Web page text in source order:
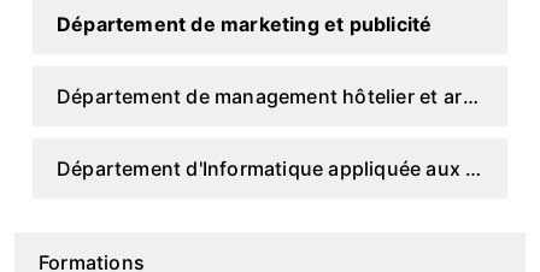
Département de marketing et publicité
Département de management hôtelier et arts culinaires
Département d'Informatique appliquée aux entreprises
Formations